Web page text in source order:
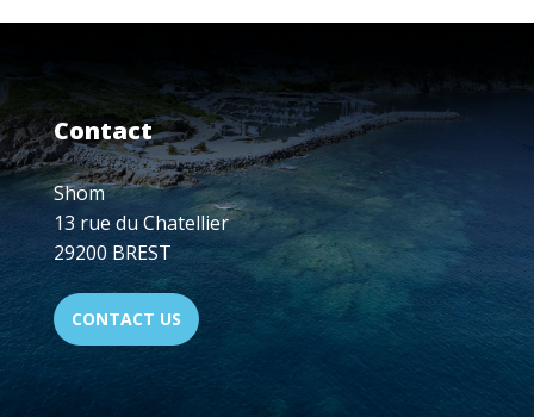
Contact
Shom
13 rue du Chatellier
29200 BREST
CONTACT US